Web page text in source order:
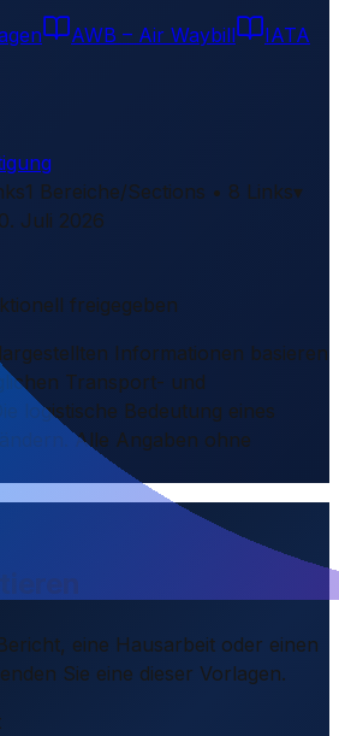
AWB – Air Waybill IATA
1 Bereiche/Sections • 8 Links▾
Juli 2026
freigegeben
Informationen basieren
Transport- und
logistische Bedeutung eines
Alle Angaben ohne
eine Hausarbeit oder einen
Sie eine dieser Vorlagen.